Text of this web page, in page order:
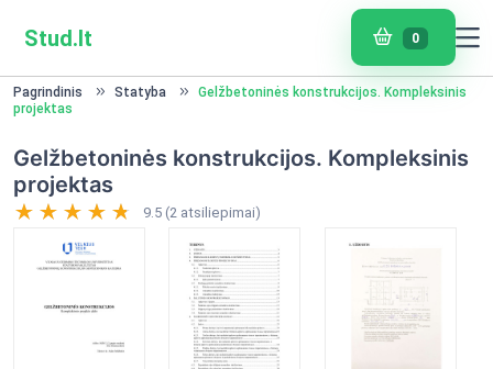
Stud.lt 0
Pagrindinis Statyba
Gelžbetoninės konstrukcijos. Kompleksinis
projektas
Gelžbetoninės konstrukcijos. Kompleksinis
projektas
9.5 (2 atsiliepimai)